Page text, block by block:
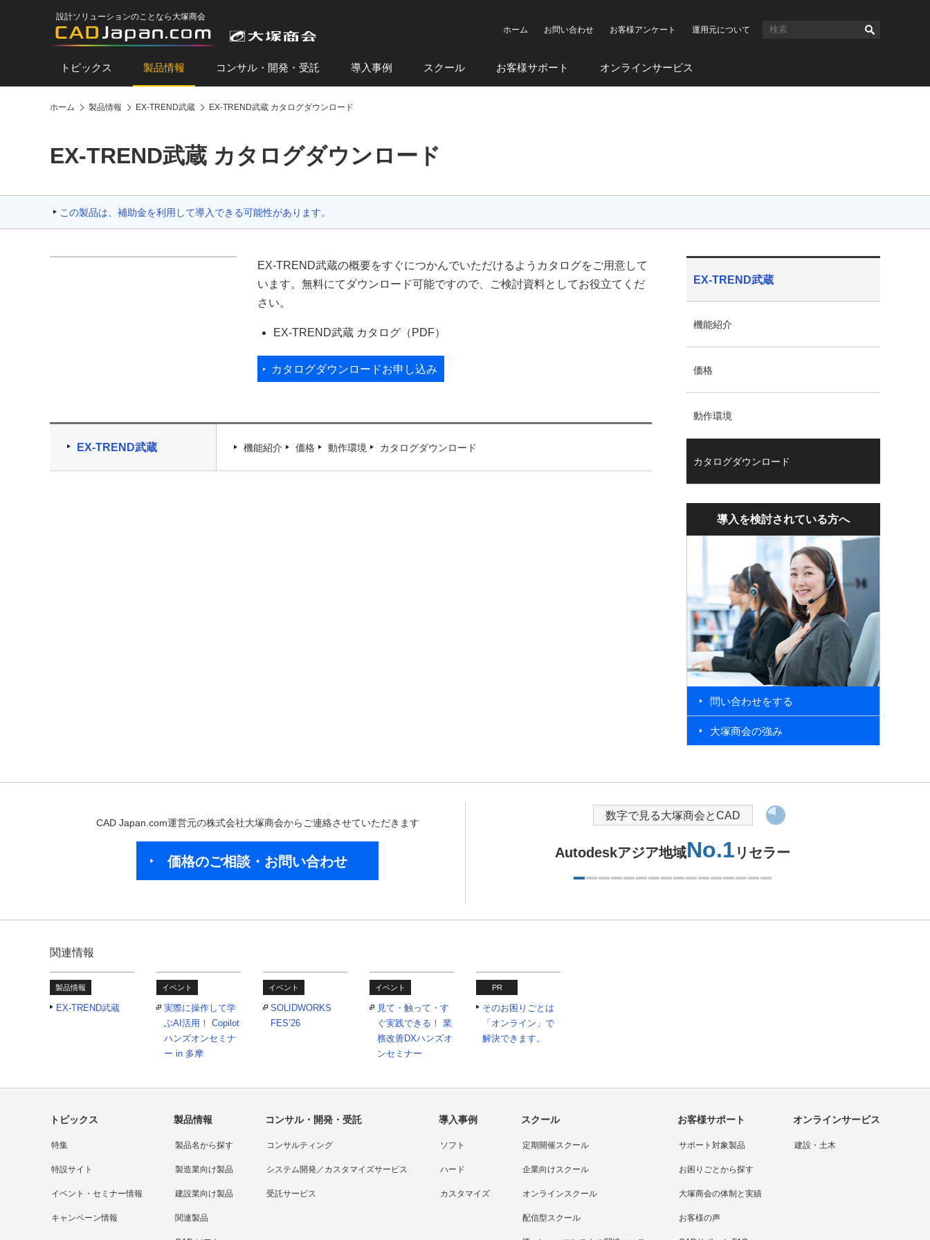
設計ソリューションのことなら大塚商会
ホーム
お問い合わせ お客様アンケート 運用元について
トピックス 製品情報 コンサル・開発・受託 導入事例 スクール お客様サポート オンラインサービス
ホーム 製品情報 EX-TREND武蔵 EX-TREND武蔵 カタログダウンロード
EX-TREND武蔵 カタログダウンロード
この製品は、補助金を利用して導入できる可能性があります。
EX-TREND武蔵の概要をすぐにつかんでいただけるようカタログをご用意して
います。無料にてダウンロード可能ですので、ご検討資料としてお役立てくだ
さい。
EX-TREND武蔵 カタログ（PDF）
カタログダウンロードお申し込み
EX-TREND武蔵 機能紹介 価格 動作環境 カタログダウンロード
CAD Japan.com運営元の株式会社大塚商会からご連絡させていただきます
価格のご相談・お問い合わせ
数字で見る大塚商会とCAD
Autodeskアジア地域No.1 リセラー
関連情報
製品情報
EX-TREND武蔵
イベント
実際に操作して学
ぶAI活用！ Copilot
ハンズオンセミナ
ー in 多摩
イベント
SOLIDWORKS
FES’26
イベント
見て・触って・す
ぐ実践できる！ 業
務改善DXハンズオ
ンセミナー
PR
そのお困りごとは
「オンライン」で
解決できます。
EX-TREND武蔵
機能紹介
価格
動作環境
カタログダウンロード
導入を検討されている方へ
問い合わせをする
大塚商会の強み
トピックス
特集
特設サイト
イベント・セミナー情報
キャンペーン情報
製品情報
製品名から探す
製造業向け製品
建設業向け製品
関連製品
コンサル・開発・受託
コンサルティング
システム開発／カスタマイズサービス
受託サービス
導入事例
ソフト
ハード
カスタマイズ
スクール
定期開催スクール
企業向けスクール
オンラインスクール
配信型スクール
お客様サポート
サポート対象製品
お困りごとから探す
大塚商会の体制と実績
お客様の声
オンラインサービス
建設・土木